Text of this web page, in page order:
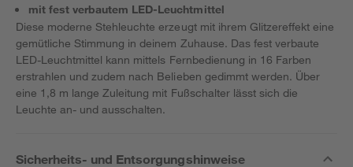
mit fest verbautem LED-Leuchtmittel
Diese moderne Stehleuchte erzeugt mit ihrem Glitzereffekt eine
gemütliche Stimmung in deinem Zuhause. Das fest verbaute
LED-Leuchtmittel kann mittels Fernbedienung in 16 Farben
erstrahlen und zudem nach Belieben gedimmt werden. Über
eine 1,8 m lange Zuleitung mit Fußschalter lässt sich die
Leuchte an- und ausschalten.
Sicherheits- und Entsorgungshinweise